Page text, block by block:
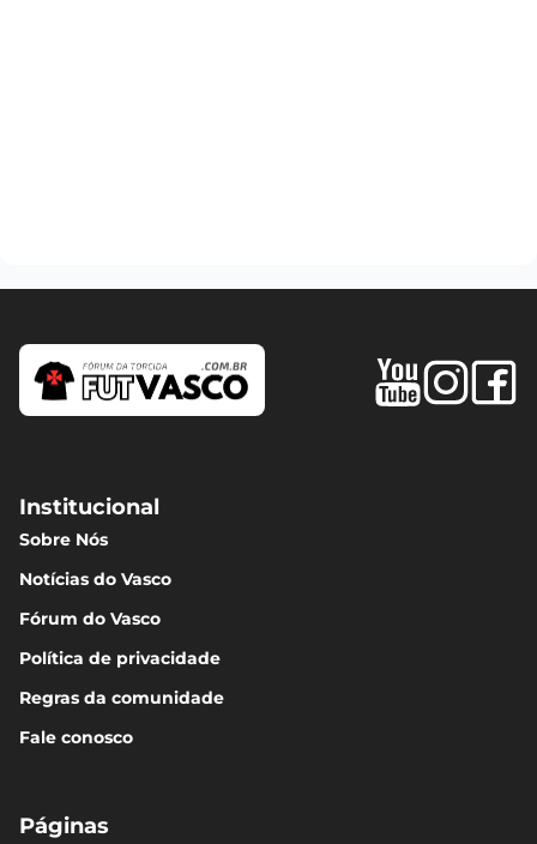
Institucional
Sobre Nós
Notícias do Vasco
Fórum do Vasco
Política de privacidade
Regras da comunidade
Fale conosco
Páginas